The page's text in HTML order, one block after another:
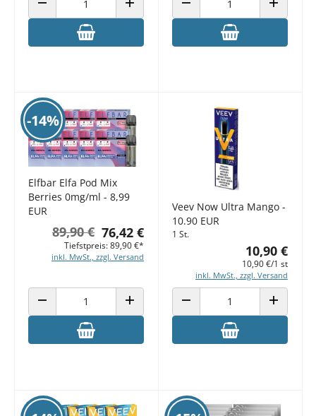
ANZAHL VERRINGERN ANZAHL ERHÖHENANZAHL VERRINGERN ANZAHL
-14%
Elfbar Elfa Pod Mix
Berries 0mg/ml - 8,99
EUR
76,42 €
89,90 €
inkl. MwSt., zzgl. Versand
Tiefstpreis: 89,90 €*
ANZAHL VERRINGERN ANZAHL ERHÖHEN
Veev Now Ultra Mango -
10.90 EUR
1 St.
10,90 €
10,90 €/1 st
inkl. MwSt., zzgl. Versand
ANZAHL VERRINGERN ANZAHL